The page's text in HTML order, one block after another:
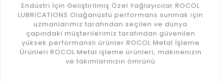
Endüstri İçin Geliştirilmiş Özel Yağlayıcılar ROCOL
LUBRICATIONS Olağanüstü performans sunmak için
uzmanlarımız tarafından seçilen ve dünya
çapındaki müşterilerimiz tarafından güvenilen
yüksek performanslı ürünler ROCOL Metal İşleme
Ürünleri ROCOL Metal işleme ürünleri, makinenizin
ve takımlarınızın ömrünü